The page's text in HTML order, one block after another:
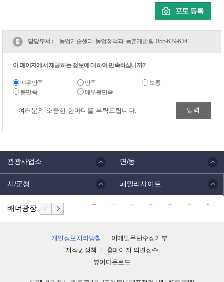
포토 등록
담당부서 : 농업기술센터 농업정책과 농촌개발팀055-639-6341
이 페이지에서 제공하는 정보에 대하여 만족하십니까?
매우만족 만족
보통
불만족
매우불만족
관광사업소 면/동
시/군청 패밀리사이트
배너광장
개인정보처리방침
이메일무단수집거부
저작권정책
홈페이지 의견접수
뷰어다운로드